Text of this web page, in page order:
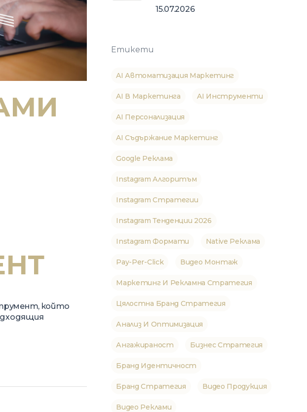
който
15.07.2026
Етикети
AI Автоматизация Маркетинг
AI В Маркетинга AI Инструменти
AI Персонализация
AI Съдържание Маркетинг
Google Реклама
Instagram Алгоритъм
Instagram Стратегии
Instagram Тенденции 2026
Instagram Формати Native Реклама
Pay-Per-Click Видео Монтаж
Маркетинг И Рекламна Стратегия
Цялостна Бранд Стратегия
Анализ И Оптимизация
Ангажираност Бизнес Стратегия
Бранд Идентичност
Бранд Стратегия Видео Продукция
Видео Реклами